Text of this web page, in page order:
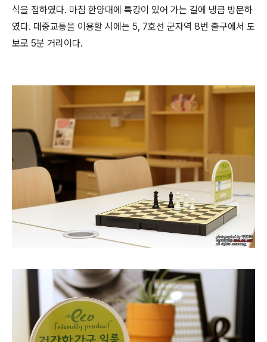
식을 접하였다. 마침 한양대에 특강이 있어 가는 길에 냉큼 방문하
였다. 대중교통을 이용할 시에는 5, 7호선 군자역 8번 출구에서 도
보로 5분 거리이다.